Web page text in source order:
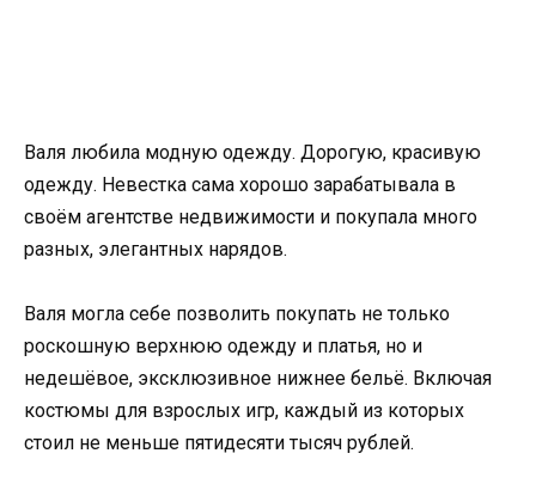
Валя любила модную одежду. Дорогую, красивую
одежду. Невестка сама хорошо зарабатывала в
своём агентстве недвижимости и покупала много
разных, элегантных нарядов.
Валя могла себе позволить покупать не только
роскошную верхнюю одежду и платья, но и
недешёвое, эксклюзивное нижнее бельё. Включая
костюмы для взрослых игр, каждый из которых
стоил не меньше пятидесяти тысяч рублей.